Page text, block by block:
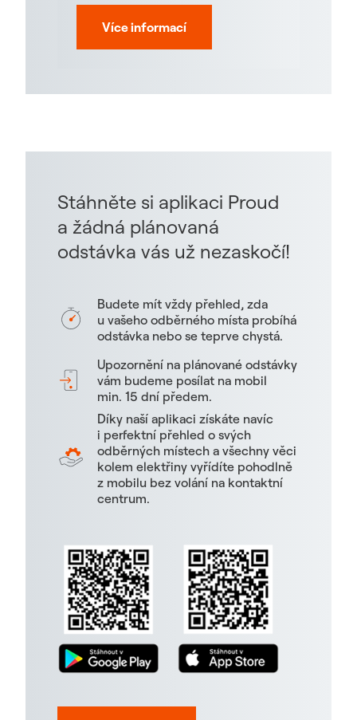
Více informací
Stáhněte si aplikaci Proud
a žádná plánovaná
odstávka vás už nezaskočí!
Budete mít vždy přehled, zda
u vašeho odběrného místa probíhá
odstávka nebo se teprve chystá.
Upozornění na plánované odstávky
vám budeme posílat na mobil
min. 15 dní předem.
Díky naší aplikaci získáte navíc
i perfektní přehled o svých
odběrných místech a všechny věci
kolem elektřiny vyřídíte pohodlně
z mobilu bez volání na kontaktní
centrum.